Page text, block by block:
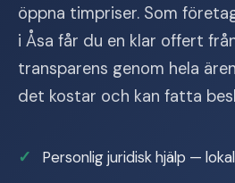
öppna timpriser. Som
i Åsa får du en klar offert
transparens genom hela
det kostar och kan fatta
Personlig juridisk hjälp —